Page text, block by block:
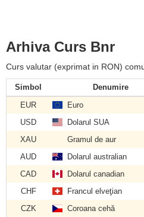
Arhiva Curs Bnr
Curs valutar (exprimat in RON)
Simbol Denumire
EUR
Euro
USD
Dolarul SUA
XAU
Gramul de aur
AUD
Dolarul australian
CAD
Dolarul canadian
CHF
Francul elveţian
CZK
Coroana cehă